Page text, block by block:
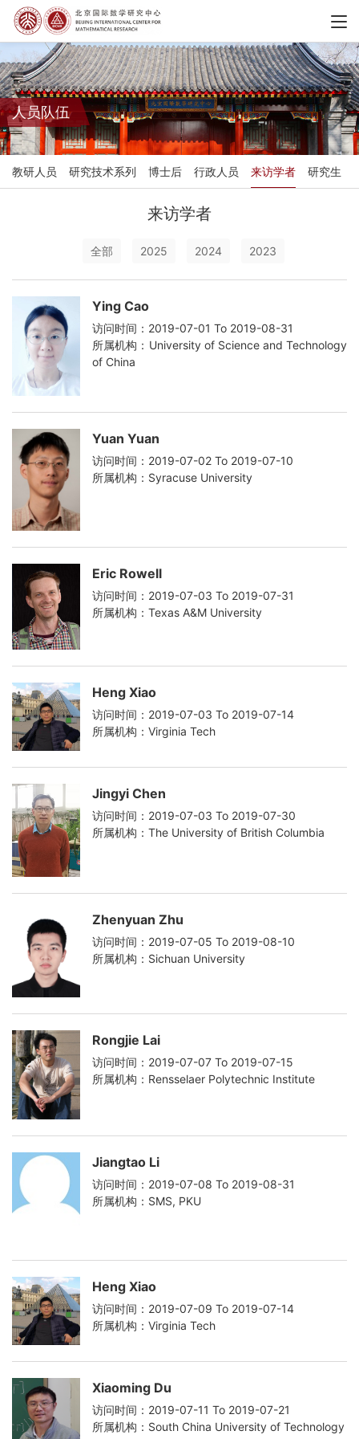
人员队伍
教研人员 研究技术系列 博士后 行政人员 来访学者 研究生
来访学者
全部 2025 2024 2023
Ying Cao
访问时间：2019-07-01 To 2019-08-31
所属机构：University of Science and Technology
of China
Yuan Yuan
访问时间：2019-07-02 To 2019-07-10
所属机构：Syracuse University
Eric Rowell
访问时间：2019-07-03 To 2019-07-31
所属机构：Texas A&M University
Heng Xiao
访问时间：2019-07-03 To 2019-07-14
所属机构：Virginia Tech
Jingyi Chen
访问时间：2019-07-03 To 2019-07-30
所属机构：The University of British Columbia
Zhenyuan Zhu
访问时间：2019-07-05 To 2019-08-10
所属机构：Sichuan University
Rongjie Lai
访问时间：2019-07-07 To 2019-07-15
所属机构：Rensselaer Polytechnic Institute
Jiangtao Li
访问时间：2019-07-08 To 2019-08-31
所属机构：SMS, PKU
Heng Xiao
访问时间：2019-07-09 To 2019-07-14
所属机构：Virginia Tech
Xiaoming Du
访问时间：2019-07-11 To 2019-07-21
所属机构：South China University of Technology